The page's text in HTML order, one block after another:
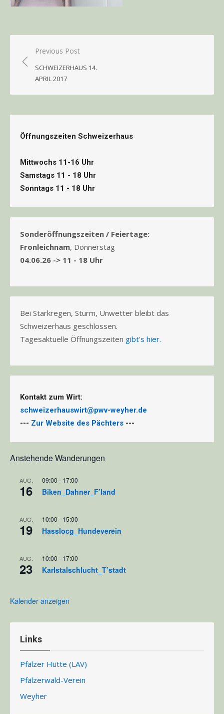
Beitragsnavigation
Previous Post
SCHWEIZERHAUS 14.
APRIL 2017
Öffnungszeiten Schweizerhaus
Mittwochs 11-16 Uhr
Samstags 11 - 18 Uhr
Sonntags 11 - 18 Uhr
Sonderöffnungszeiten / Feiertage:
Fronleichnam, Donnerstag
04.06.26 -> 11 - 18 Uhr
Bei Starkregen, Sturm, Unwetter bleibt das
Schweizerhaus geschlossen.
Tagesaktuelle Öffnungszeiten gibt's hier.
Kontakt zum Wirt:
schweizerhauswirt@pwv-weyher.de
--- Zur Website des Pächters ---
Anstehende Wanderungen
AUG.
16
09:00 - 17:00
Biken_Dahner_F’land
AUG.
19
10:00 - 15:00
Hasslocg_Hundeverein
AUG.
23
10:00 - 17:00
Karlstalschlucht_T’stadt
Kalender anzeigen
Links
Pfälzer Hütte (LAV)
Pfälzerwald-Verein
Weyher